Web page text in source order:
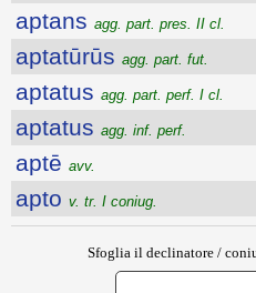
aptans agg. part. pres. II cl.
aptatūrūs agg. part. fut.
aptatus agg. part. perf. I cl.
aptatus agg. inf. perf.
aptē avv.
apto v. tr. I coniug.
Sfoglia il declinatore /